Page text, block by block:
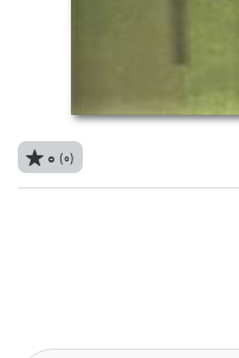
0 (0)